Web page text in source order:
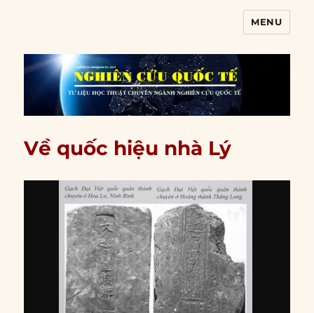
MENU
Về quốc hiệu nhà Lý